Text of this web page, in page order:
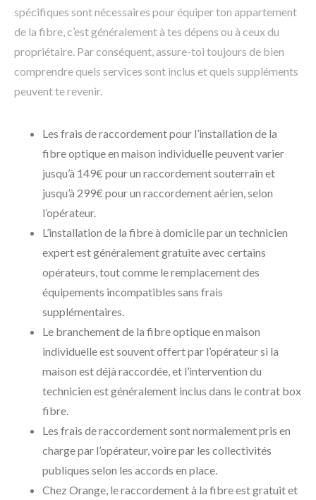
spécifiques sont nécessaires pour équiper ton appartement
de la fibre, c’est généralement à tes dépens ou à ceux du
propriétaire. Par conséquent, assure-toi toujours de bien
comprendre quels services sont inclus et quels suppléments
peuvent te revenir.
Les frais de raccordement pour l’installation de la
fibre optique en maison individuelle peuvent varier
jusqu’à 149€ pour un raccordement souterrain et
jusqu’à 299€ pour un raccordement aérien, selon
l’opérateur.
L’installation de la fibre à domicile par un technicien
expert est généralement gratuite avec certains
opérateurs, tout comme le remplacement des
équipements incompatibles sans frais
supplémentaires.
Le branchement de la fibre optique en maison
individuelle est souvent offert par l’opérateur si la
maison est déjà raccordée, et l’intervention du
technicien est généralement inclus dans le contrat box
fibre.
Les frais de raccordement sont normalement pris en
charge par l’opérateur, voire par les collectivités
publiques selon les accords en place.
Chez Orange, le raccordement à la fibre est gratuit et